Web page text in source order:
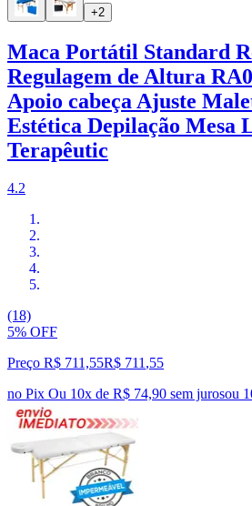
+2
Maca Portátil Standard
Regulagem de Altura
Apoio cabeça Ajuste
Estética Depilação Mesa
Terapêutic
4.2
(18)
5% OFF
Preço R$ 711,55R$ 711,55
no Pix Ou 10x de R$ 74,90 sem jurosou